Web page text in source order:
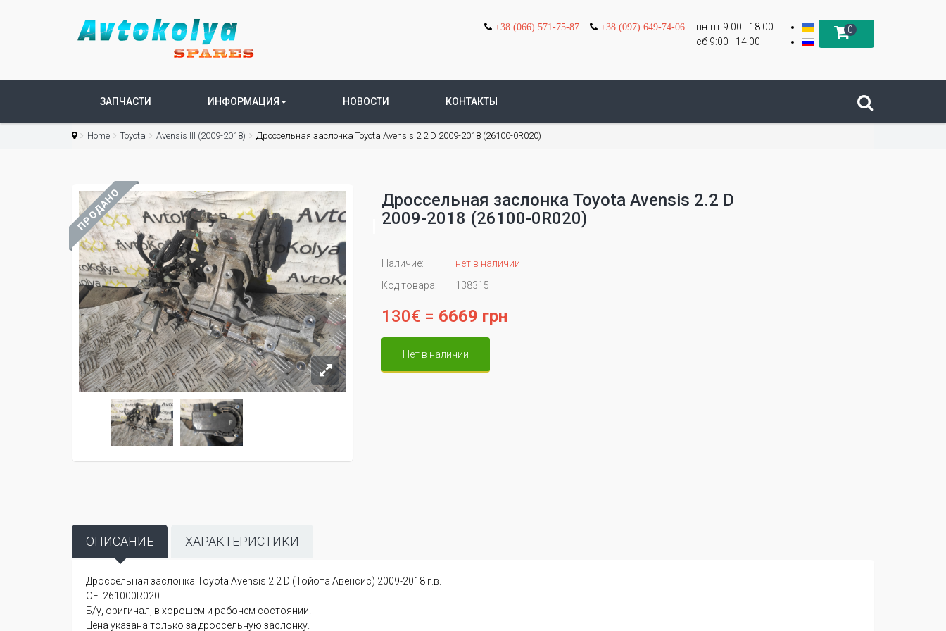
+38 (066) 571-75-87 +38 (097) 649-74-06
пн-пт 9:00 - 18:00
сб 9:00 - 14:00
0
ЗАПЧАСТИ ИНФОРМАЦИЯ НОВОСТИ КОНТАКТЫ
Home Toyota Avensis III (2009-2018) Дроссельная заслонка Toyota Avensis 2.2 D 2009-2018 (26100-0R020)
ПРОДАНО
Дроссельная заслонка Toyota Avensis 2.2 D
2009-2018 (26100-0R020)
Наличие:
нет в наличии
Код товара:
138315
130€ = 6669 грн
Нет в наличии
ОПИСАНИЕ ХАРАКТЕРИСТИКИ
Дроссельная заслонка Toyota Avensis 2.2 D (Тойота Авенсис) 2009-2018 г.в.
OE: 261000R020.
Б/у, оригинал, в хорошем и рабочем состоянии.
Цена указана только за дроссельную заслонку.